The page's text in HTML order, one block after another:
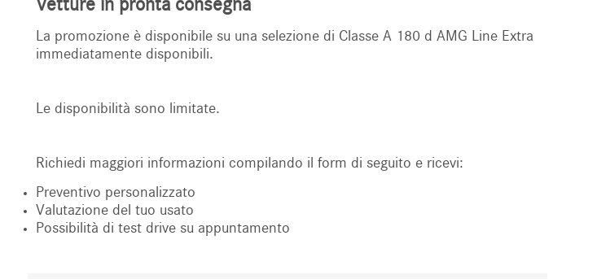
La promozione è disponibile su una selezione di Classe A 180 d AMG Line Extra
immediatamente disponibili.
Le disponibilità sono limitate.
Richiedi maggiori informazioni compilando il form di seguito e ricevi:
Preventivo personalizzato
Valutazione del tuo usato
Possibilità di test drive su appuntamento